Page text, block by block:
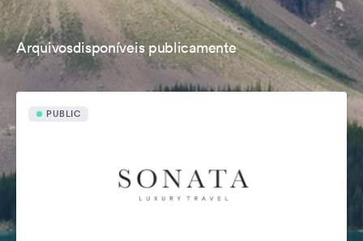
Arquivosdisponíveis publicamente
PUBLIC